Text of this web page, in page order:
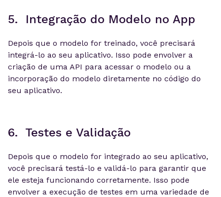
5. Integração do Modelo no App
Depois que o modelo for treinado, você precisará
integrá-lo ao seu aplicativo. Isso pode envolver a
criação de uma API para acessar o modelo ou a
incorporação do modelo diretamente no código do
seu aplicativo.
6. Testes e Validação
Depois que o modelo for integrado ao seu aplicativo,
você precisará testá-lo e validá-lo para garantir que
ele esteja funcionando corretamente. Isso pode
envolver a execução de testes em uma variedade de